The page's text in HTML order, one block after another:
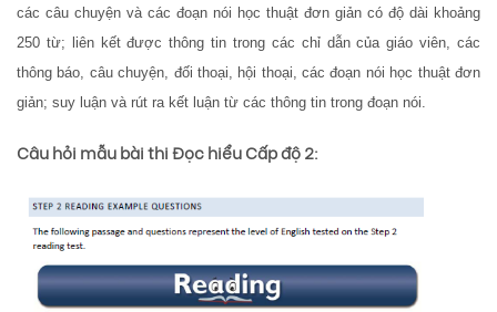
các câu chuyện và các đoạn nói học thuật đơn giản có độ dài khoảng
250 từ; liên kết được thông tin trong các chỉ dẫn của giáo viên, các
thông báo, câu chuyện, đối thoại, hội thoại, các đoạn nói học thuật đơn
giản; suy luận và rút ra kết luận từ các thông tin trong đoạn nói.
Câu hỏi mẫu bài thi Đọc hiểu Cấp độ 2: